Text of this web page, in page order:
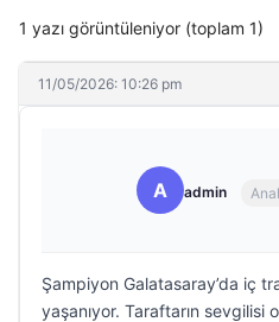
1 yazı görüntüleniyor (toplam 1)
11/05/2026: 10:26 pm
A admin
Şampiyon Galatasaray’da iç
yaşanıyor. Taraftarın sevgilisi